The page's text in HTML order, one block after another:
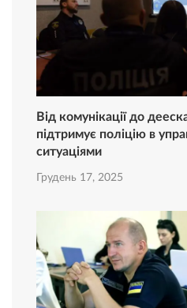
Від комунікації до
підтримує поліцію в
ситуаціями
Грудень 17, 2025